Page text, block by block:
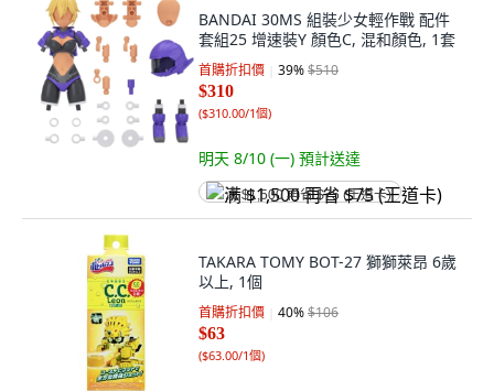
BANDAI 30MS 組裝少女輕作戰 配件
套組25 增速裝Y 顏色C, 混和顏色, 1套
首購折扣價 39%$510
$310
($310.00/1個)
明天 8/10 (一) 預計送達
满 $1,500 再省 $75 (王道卡)
TAKARA TOMY BOT-27 獅獅萊昂 6歲
以上, 1個
首購折扣價 40%$106
$63
($63.00/1個)